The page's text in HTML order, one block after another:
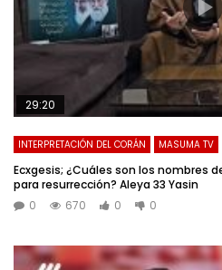
29:20
INTERPRETACIÓN DEL CORÁN MASUMA TV
Ecxgesis; ¿Cuáles son los nombres
para resurrección? Aleya 33 Yasin
0
670 0 0